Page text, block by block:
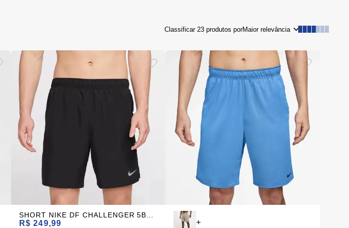
Classificar 23 produtos porMaior relevância
R$ 249,99 +